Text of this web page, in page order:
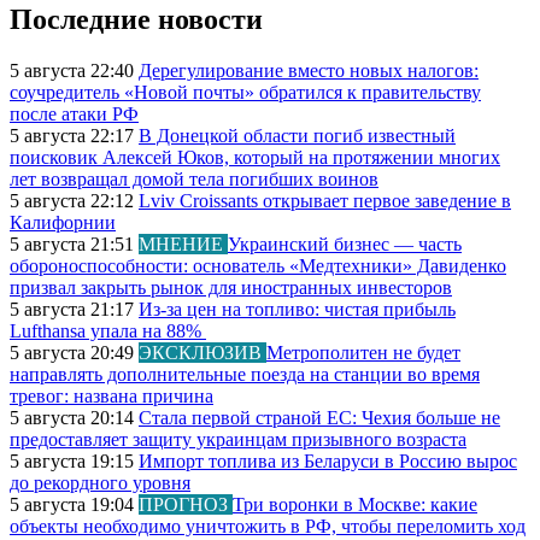
Последние новости
5 августа 22:40 Дерегулирование вместо новых налогов:
соучредитель «Новой почты» обратился к правительству
после атаки РФ
5 августа 22:17 В Донецкой области погиб известный
поисковик Алексей Юков, который на протяжении многих
лет возвращал домой тела погибших воинов
5 августа 22:12 Lviv Croissants открывает первое заведение в
Калифорнии
5 августа 21:51 МНЕНИЕ Украинский бизнес — часть
обороноспособности: основатель «Медтехники» Давиденко
призвал закрыть рынок для иностранных инвесторов
5 августа 21:17 Из-за цен на топливо: чистая прибыль
Lufthansa упала на 88%
5 августа 20:49 ЭКСКЛЮЗИВ Метрополитен не будет
направлять дополнительные поезда на станции во время
тревог: названа причина
5 августа 20:14 Стала первой страной ЕС: Чехия больше не
предоставляет защиту украинцам призывного возраста
5 августа 19:15 Импорт топлива из Беларуси в Россию вырос
до рекордного уровня
5 августа 19:04 ПРОГНОЗ Три воронки в Москве: какие
объекты необходимо уничтожить в РФ, чтобы переломить ход